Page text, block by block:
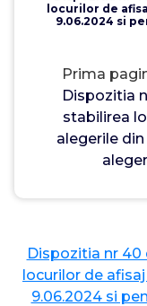
locurilor de
9.06.2024 si
Prima
Dispozitia
stabilirea
alegerile
Dispozitia nr 40
locurilor de
9.06.2024 si